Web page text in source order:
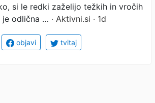
si le redki zaželijo težkih in vročih
je odlična … · Aktivni.si · 1d
objavi tvitaj